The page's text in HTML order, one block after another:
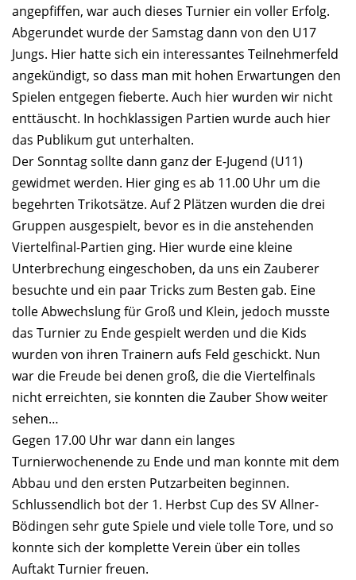
angepfiffen, war auch dieses Turnier ein voller Erfolg.
Abgerundet wurde der Samstag dann von den U17
Jungs. Hier hatte sich ein interessantes Teilnehmerfeld
angekündigt, so dass man mit hohen Erwartungen den
Spielen entgegen fieberte. Auch hier wurden wir nicht
enttäuscht. In hochklassigen Partien wurde auch hier
das Publikum gut unterhalten.
Der Sonntag sollte dann ganz der E-Jugend (U11)
gewidmet werden. Hier ging es ab 11.00 Uhr um die
begehrten Trikotsätze. Auf 2 Plätzen wurden die drei
Gruppen ausgespielt, bevor es in die anstehenden
Viertelfinal-Partien ging. Hier wurde eine kleine
Unterbrechung eingeschoben, da uns ein Zauberer
besuchte und ein paar Tricks zum Besten gab. Eine
tolle Abwechslung für Groß und Klein, jedoch musste
das Turnier zu Ende gespielt werden und die Kids
wurden von ihren Trainern aufs Feld geschickt. Nun
war die Freude bei denen groß, die die Viertelfinals
nicht erreichten, sie konnten die Zauber Show weiter
sehen…
Gegen 17.00 Uhr war dann ein langes
Turnierwochenende zu Ende und man konnte mit dem
Abbau und den ersten Putzarbeiten beginnen.
Schlussendlich bot der 1. Herbst Cup des SV Allner-
Bödingen sehr gute Spiele und viele tolle Tore, und so
konnte sich der komplette Verein über ein tolles
Auftakt Turnier freuen.